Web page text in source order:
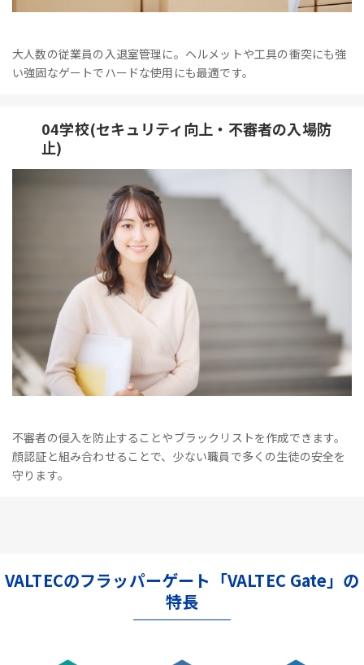
大人数の従業員の入退室管理に。ヘルメットや工具の衝突にも強
い強固なゲートでハードな使用にも最適です。
04学校(セキュリティ向上・不審者の入場防
止)
不審者の侵入を防止することやブラックリストを作成できます。
顔認証と組み合わせることで、少ない職員で多くの生徒の安全を
守ります。
VALTECのフラッパーゲート「VALTEC Gate」の
特長